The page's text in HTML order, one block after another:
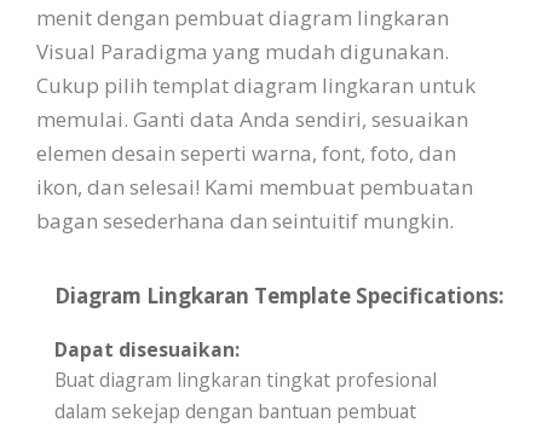
menit dengan pembuat diagram lingkaran
Visual Paradigma yang mudah digunakan.
Cukup pilih templat diagram lingkaran untuk
memulai. Ganti data Anda sendiri, sesuaikan
elemen desain seperti warna, font, foto, dan
ikon, dan selesai! Kami membuat pembuatan
bagan sesederhana dan seintuitif mungkin.
Diagram Lingkaran Template Specifications:
Dapat disesuaikan:
Buat diagram lingkaran tingkat profesional
dalam sekejap dengan bantuan pembuat